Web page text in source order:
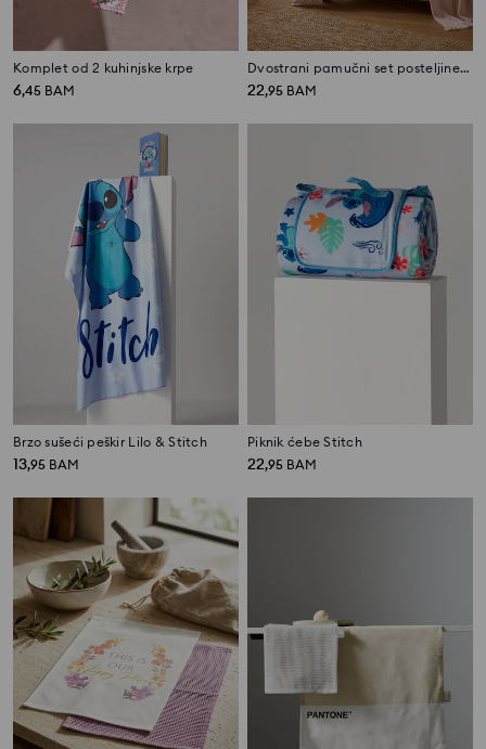
Komplet od 2 kuhinjske krpe
6,45 BAM
Dvostrani pamučni set posteljine s cvjetnim motivom
22,95 BAM
Brzo sušeći peškir Lilo & Stitch
13,95 BAM
Piknik ćebe Stitch
22,95 BAM